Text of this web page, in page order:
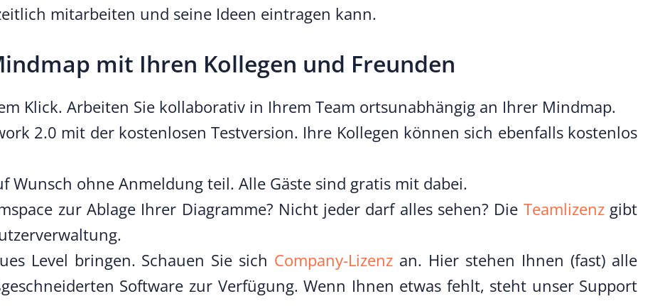
mitarbeiten und seine Ideen eintragen kann.
mit Ihren Kollegen und Freunden
Klick. Arbeiten Sie kollaborativ in Ihrem Team ortsunabhängig an Ihrer Mindmap.
2.0 mit der kostenlosen Testversion. Ihre Kollegen können sich ebenfalls kostenlos
Wunsch ohne Anmeldung teil. Alle Gäste sind gratis mit dabei.
zur Ablage Ihrer Diagramme? Nicht jeder darf alles sehen? Die Teamlizenzgibt
Level bringen. Schauen Sie sich Company-Lizenz an. Hier stehen Ihnen (fast) alle
Software zur Verfügung. Wenn Ihnen etwas fehlt, steht unser Support